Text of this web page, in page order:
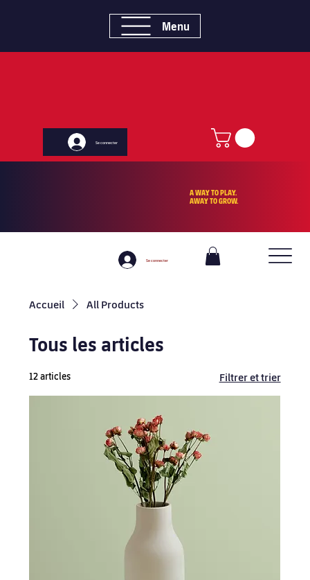
Se connecter
A WAY TO PLAY.
AWAY TO GROW.
Se connecter
Menu
Accueil All Products
Tous les articles
12 articles Filtrer et trier